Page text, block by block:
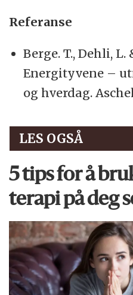
Referanse
Berge. T., Dehli, L.
Energityvene –
og hverdag.
LES OGSÅ
5 tips for å
terapi på deg